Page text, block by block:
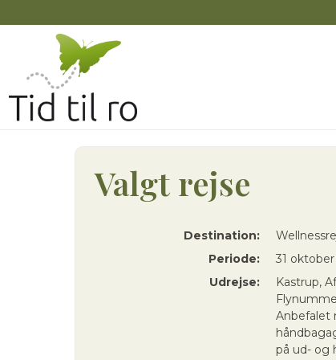
Valgt rejse
Destination:
Periode:
31
Udrejse:
Kastrup,
Anbefalet
på ud- og